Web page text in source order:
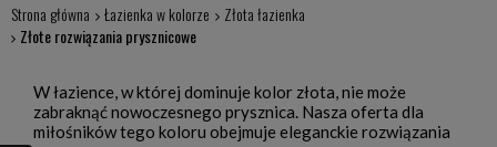
Strona główna Łazienka w kolorze
Złota łazienka
Złote rozwiązania prysznicowe
W łazience, w której dominuje kolor złota, nie może
zabraknąć nowoczesnego prysznica. Nasza oferta dla
miłośników tego koloru obejmuje eleganckie rozwiązania